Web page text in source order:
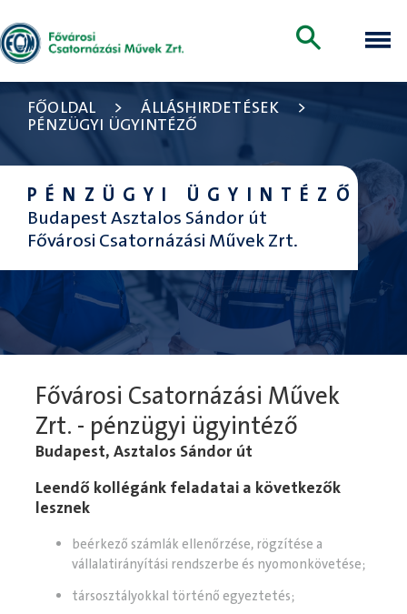
FŐOLDAL > ÁLLÁSHIRDETÉSEK
>
PÉNZÜGYI ÜGYINTÉZŐ
PÉNZÜGYI ÜGYINTÉZŐ
Budapest Asztalos Sándor út
Fővárosi Csatornázási Művek Zrt.
Fővárosi Csatornázási Művek
Zrt. - pénzügyi ügyintéző
Budapest, Asztalos Sándor út
Leendő kollégánk feladatai a következők
lesznek
beérkező számlák ellenőrzése, rögzítése a
vállalatirányítási rendszerbe és nyomonkövetése;
társosztályokkal történő egyeztetés;